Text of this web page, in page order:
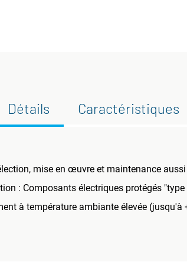
Détails Caractéristiques
mise en œuvre et maintenance
: Composants électriques protégés
à température ambiante élevée (jusqu'à